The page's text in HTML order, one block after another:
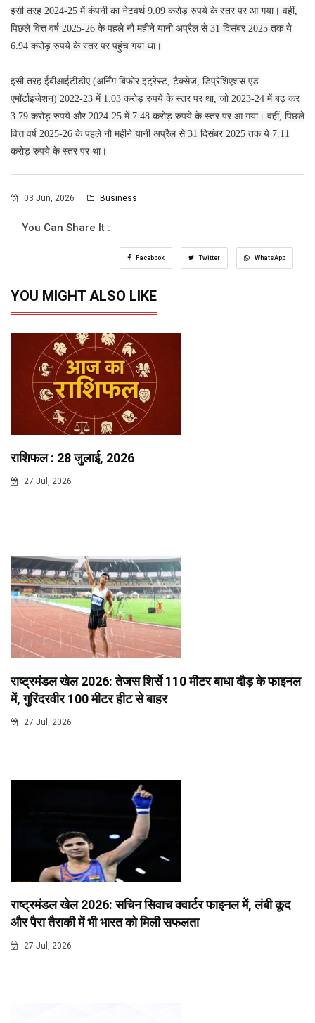
इसी तरह 2024-25 में कंपनी का नेटवर्थ 9.09 करोड़ रुपये के स्तर पर आ गया। वहीं,
पिछले वित्त वर्ष 2025-26 के पहले नौ महीने यानी अप्रैल से 31 दिसंबर 2025 तक ये
6.94 करोड़ रुपये के स्तर पर पहुंच गया था।
इसी तरह ईबीआईटीडीए (अर्निंग बिफोर इंट्रेस्ट, टैक्सेज, डिप्रेशिएशंस एंड
एमॉर्टाइजेशन) 2022-23 में 1.03 करोड़ रुपये के स्तर पर था, जो 2023-24 में बढ़ कर
3.79 करोड़ रुपये और 2024-25 में 7.48 करोड़ रुपये के स्तर पर आ गया। वहीं, पिछले
वित्त वर्ष 2025-26 के पहले नौ महीने यानी अप्रैल से 31 दिसंबर 2025 तक ये 7.11
करोड़ रुपये के स्तर पर था।
03 Jun, 2026 Business
You Can Share It :
Facebook Twitter WhatsApp
YOU MIGHT ALSO LIKE
राशिफल : 28 जुलाई, 2026
27 Jul, 2026
राष्ट्रमंडल खेल 2026: तेजस शिर्से 110 मीटर बाधा दौड़ के फाइनल
में, गुरिंदरवीर 100 मीटर हीट से बाहर
27 Jul, 2026
राष्ट्रमंडल खेल 2026: सचिन सिवाच क्वार्टर फाइनल में, लंबी कूद
और पैरा तैराकी में भी भारत को मिली सफलता
27 Jul, 2026